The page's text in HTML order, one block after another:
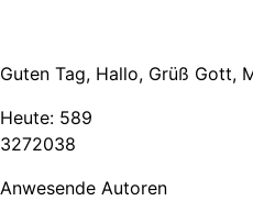
Guten Tag, Hallo, Grüß Gott,
Heute: 589
3272038
Anwesende Autoren